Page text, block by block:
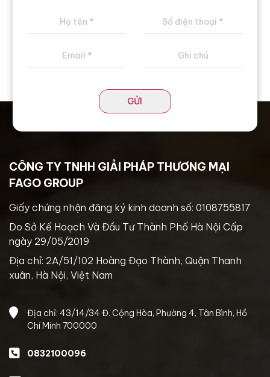
GỬI
CÔNG TY TNHH GIẢI PHÁP THƯƠNG MẠI
FAGO GROUP
Giấy chứng nhận đăng ký kinh doanh số: 0108755817
Do Sở Kế Hoạch Và Đầu Tư Thành Phố Hà Nội Cấp
ngày 29/05/2019
Địa chỉ: 2A/51/102 Hoàng Đạo Thành, Quận Thanh
xuân, Hà Nội, Việt Nam
Địa chỉ: 43/14/34 Đ. Cộng Hòa, Phường 4, Tân Bình, Hồ
Chí Minh 700000
0832100096